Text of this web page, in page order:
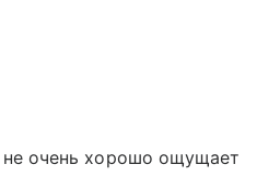
очень хорошо ощущает